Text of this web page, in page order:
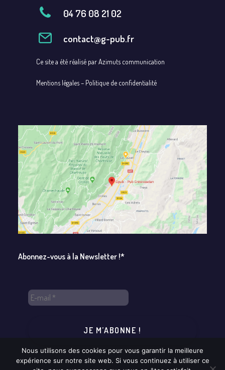
04 76 08 21 02
contact@g-pub.fr
Ce site a été réalisé parAzimuts communication
Mentions légales– Politique de confidentialité
Abonnez-vous à la Newsletter !*
Nous utilisons des cookies pour vous garantir la meilleure
expérience sur notre site web. Si vous continuez à utiliser ce